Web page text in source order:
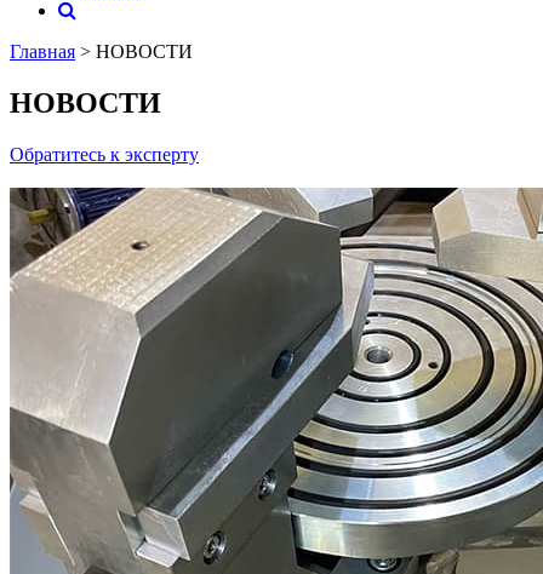
Главная > НОВОСТИ
НОВОСТИ
Обратитесь к эксперту